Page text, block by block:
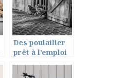
Des poulailler
prêt à l’emploi